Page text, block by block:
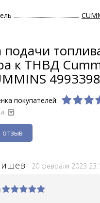
подачи
к ТНВД
покупателей:
отзыв
20 февраля 2023